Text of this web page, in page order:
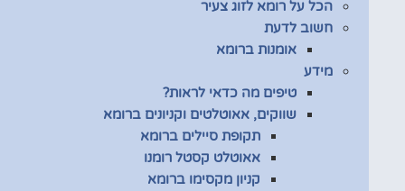
הכל על רומא לזוג צעיר
חשוב לדעת
אומנות ברומא
מידע
טיפים מה כדאי לראות?
שווקים, אאוטלטים וקניונים ברומא
תקופת סיילים ברומא
אאוטלט קסטל רומנו
קניון מקסימו ברומא